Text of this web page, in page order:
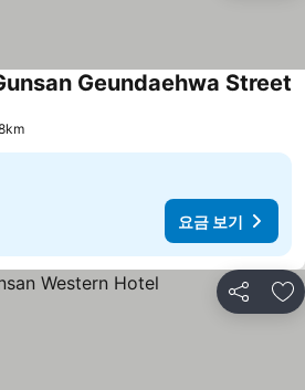
Geundaehwa Street
요금 보기
공유 즐